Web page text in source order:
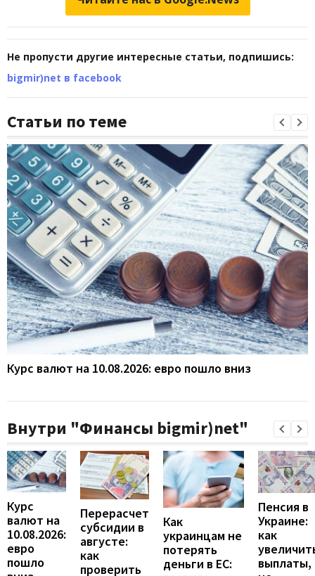
Не пропусти другие интересные статьи, подпишись:
bigmir)net в facebook
Статьи по теме
Курс валют на 10.08.2026: евро пошло вниз
Внутри "Финансы bigmir)net"
Курс
валют на
10.08.2026:
евро
пошло
Перерасчет
субсидии в
августе:
как
проверить
Как
украинцам не
потерять
деньги в ЕС:
Пенсия в
Украине:
как
выплаты,